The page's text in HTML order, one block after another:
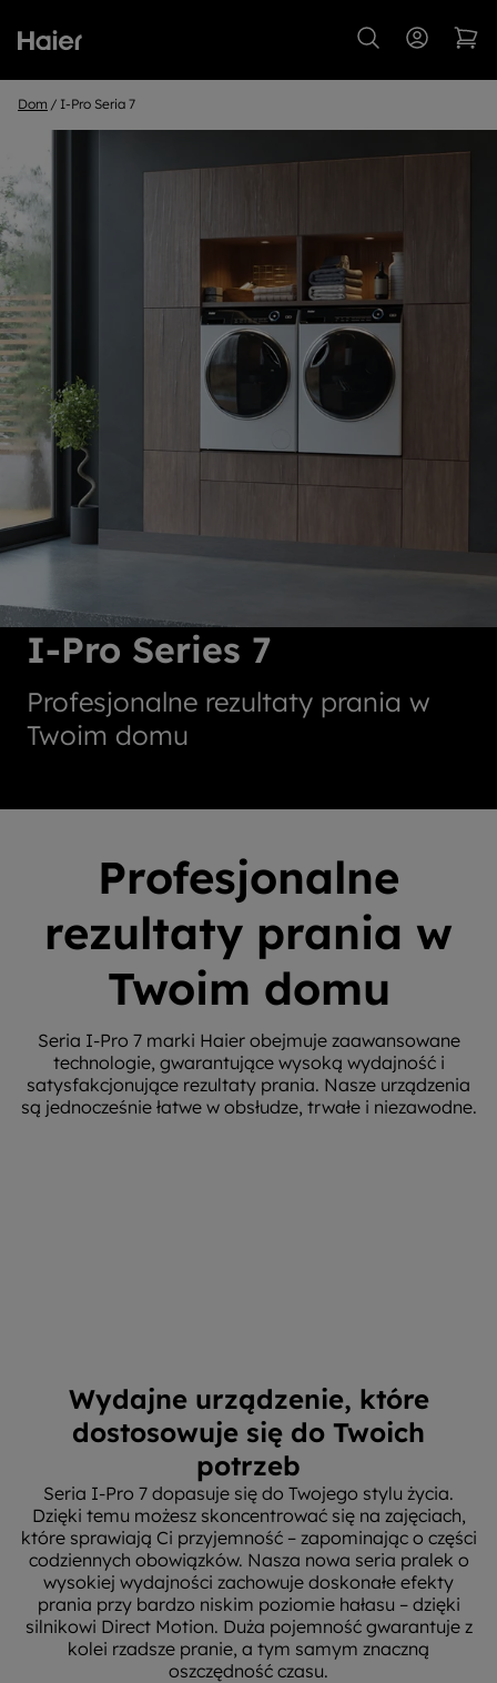
Dom I-Pro Seria 7
I-Pro Series 7
Profesjonalne rezultaty prania w
Twoim domu
Profesjonalne
rezultaty prania w
Twoim domu
Seria I-Pro 7 marki Haier obejmuje zaawansowane
technologie, gwarantujące wysoką wydajność i
satysfakcjonujące rezultaty prania. Nasze urządzenia
są jednocześnie łatwe w obsłudze, trwałe i niezawodne.
Wydajne urządzenie, które
dostosowuje się do Twoich
potrzeb
Seria I-Pro 7 dopasuje się do Twojego stylu życia.
Dzięki temu możesz skoncentrować się na zajęciach,
które sprawiają Ci przyjemność – zapominając o części
codziennych obowiązków. Nasza nowa seria pralek o
wysokiej wydajności zachowuje doskonałe efekty
prania przy bardzo niskim poziomie hałasu – dzięki
silnikowi Direct Motion. Duża pojemność gwarantuje z
kolei rzadsze pranie, a tym samym znaczną
oszczędność czasu.